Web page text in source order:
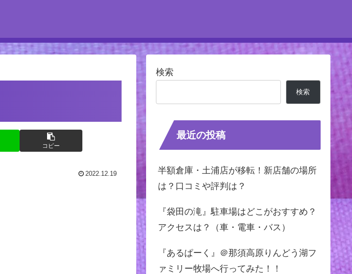
コピー
2022.12.19
検索
検索
最近の投稿
半額倉庫・土浦店が移転！新店舗の場所
は？口コミや評判は？
『袋田の滝』駐車場はどこがおすすめ？
アクセスは？（車・電車・バス）
『あるぱーく』＠那須高原りんどう湖フ
ァミリー牧場へ行ってみた！！